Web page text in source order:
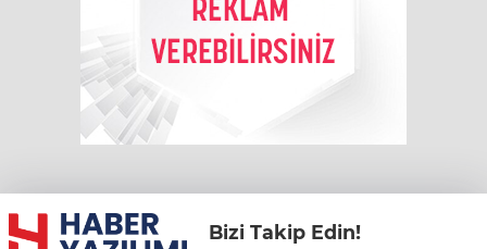
Bizi Takip Edin!